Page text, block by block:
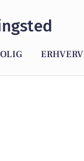
ERHVERV